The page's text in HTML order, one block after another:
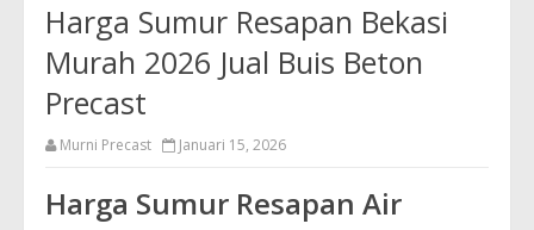
Harga Sumur Resapan Bekasi
Murah 2026 Jual Buis Beton
Precast
Murni Precast Januari 15, 2026
Harga Sumur Resapan Air